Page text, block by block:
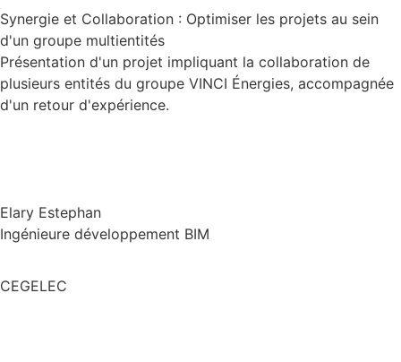
Synergie et Collaboration : Optimiser les projets au sein
d'un groupe multientités
Présentation d'un projet impliquant la collaboration de
plusieurs entités du groupe VINCI Énergies, accompagnée
d'un retour d'expérience.
Elary Estephan
Ingénieure développement BIM
CEGELEC